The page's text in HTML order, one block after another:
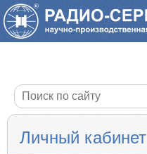
Личный кабинет